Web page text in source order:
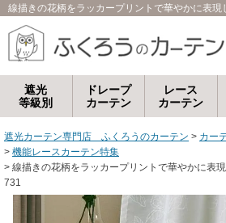
線描きの花柄をラッカープリントで華やかに表
遮光
等級別
ドレープ
カーテン
レース
カーテン
遮光カーテン専門店 ふくろうのカーテン
カー
機能レースカーテン特集
線描きの花柄をラッカープリントで華やかに表
731